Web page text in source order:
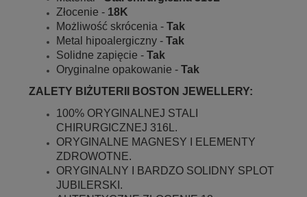
Złocenie - 18K
Możliwość skrócenia - Tak
Metal hipoalergiczny - Tak
Solidne zapięcie - Tak
Oryginalne opakowanie - Tak
ZALETY BIŻUTERII BOSTON JEWELLERY:
100% ORYGINALNEJ STALI
CHIRURGICZNEJ 316L.
ORYGINALNE MAGNESY I ELEMENTY
ZDROWOTNE.
ORYGINALNY I BARDZO SOLIDNY SPLOT
JUBILERSKI.